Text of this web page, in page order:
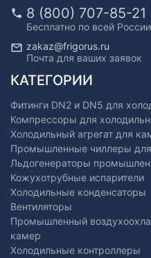
8 (800) 707-85-21
Бесплатно по всей России
zakaz@frigorus.ru
Почта для ваших заявок
КАТЕГОРИИ
Фитинги DN2 и DN5 для
Компрессоры для
Холодильный агрегат для
Промышленные чиллеры
Льдогенераторы
Кожухотрубные испарители
Холодильные конденсаторы
Вентиляторы
Промышленный
камер
Холодильные контроллеры